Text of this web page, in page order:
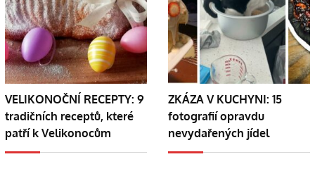
VELIKONOČNÍ RECEPTY: 9
tradičních receptů, které
patří k Velikonocům
ZKÁZA V KUCHYNI: 15
fotografií opravdu
nevydařených jídel